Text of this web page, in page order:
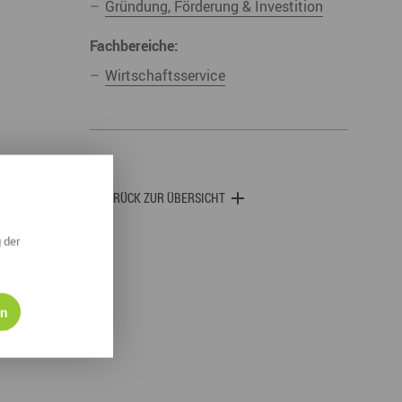
Radrouten
Wegewarte
Gründung, Förderung & Investition
Fachbereiche:
Wirtschaftsservice
ZURÜCK ZUR ÜBERSICHT
der